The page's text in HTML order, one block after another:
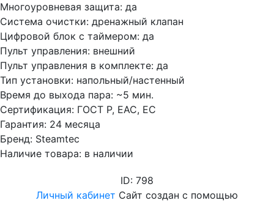
Многоуровневая защита: да
Система очистки: дренажный клапан
Цифровой блок с таймером: да
Пульт управления: внешний
Пульт управления в комплекте: да
Тип установки: напольный/настенный
Время до выхода пара: ~5 мин.
Сертификация: ГОСТ Р, EAC, EC
Гарантия: 24 месяца
Бренд: Steamtec
Наличие товара: в наличии
ID: 798
Личный кабинет Сайт создан с помощью